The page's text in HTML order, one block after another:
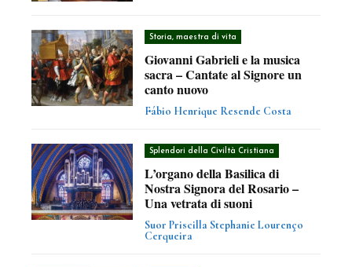
Storia, maestra di vita
Giovanni Gabrieli e la musica
sacra – Cantate al Signore un
canto nuovo
Fábio Henrique Resende Costa
Splendori della Civiltà Cristiana
L’organo della Basilica di
Nostra Signora del Rosario –
Una vetrata di suoni
Suor Priscilla Stephanie Lourenço
Cerqueira